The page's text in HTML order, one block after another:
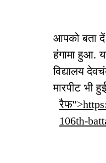
आपको बता
हंगामा हुआ.
विद्यालय
मारपीट भी
106th-